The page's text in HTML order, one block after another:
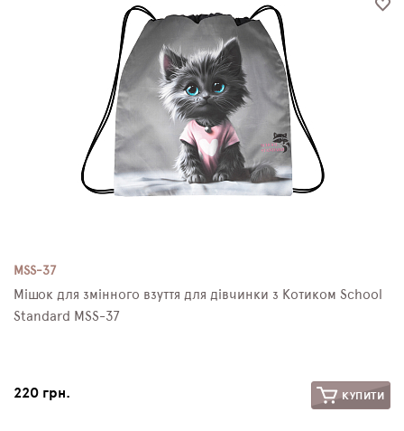
MSS-37
Мішок для змінного взуття для дівчинки з Котиком School
Standard MSS-37
220 грн. КУПИТИ